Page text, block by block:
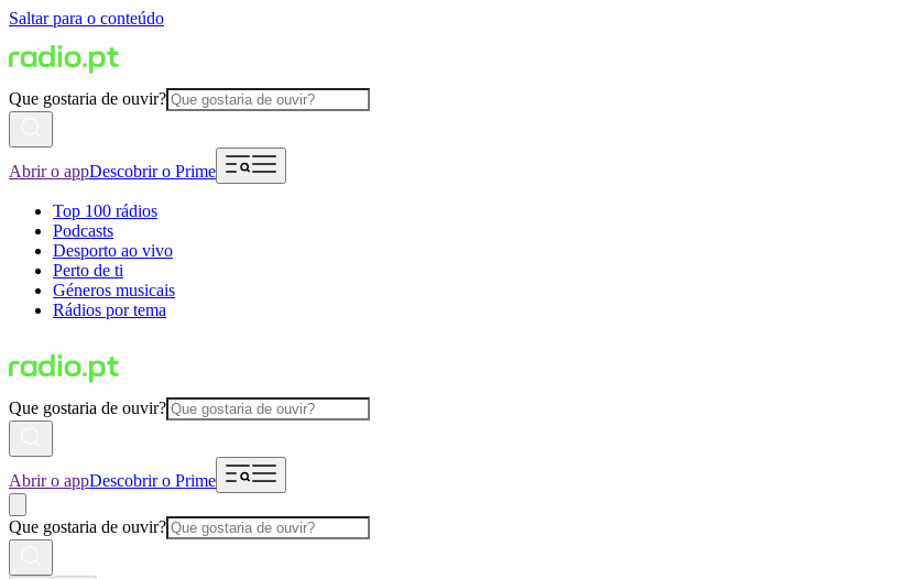
Saltar para o conteúdo
Que gostaria de ouvir?
Abrir o appDescobrir o Prime
Top 100 rádios
Podcasts
Desporto ao vivo
Perto de ti
Géneros musicais
Rádios por tema
Que gostaria de ouvir?
Abrir o appDescobrir o Prime
Que gostaria de ouvir?